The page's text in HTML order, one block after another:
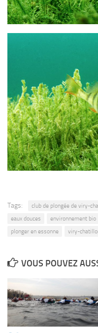
Tags: club de plongée de viry-
eaux douces
environnement bio
plonger en essonne
viry-
VOUS POUVEZ